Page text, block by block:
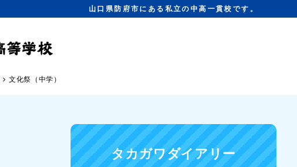
山口県防府市にある私立の中高一貫校です。
文化祭（中学）
タカガワダイアリー